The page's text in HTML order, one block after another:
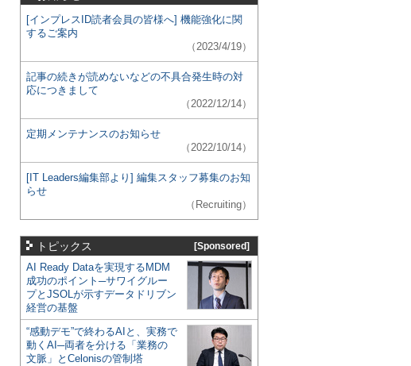
[インプレスID読者会員の皆様へ] 機能強化に関
するご案内
（2023/4/19）
記事の続きが読めないなどの不具合発生時の対
応につきまして
（2022/12/14）
定期メンテナンスのお知らせ
（2022/10/14）
[IT Leaders編集部より] 編集スタッフ募集のお知
らせ
（Recruiting）
トピックス [Sponsored]
AI Ready Dataを実現するMDM
成功のポイント─サワイグルー
プとJSOLが示すデータドリブン
経営の基盤
“感動デモ”で終わるAIと、実務で
動くAI─両者を分ける「業務の
文脈」とCelonisの管制塔